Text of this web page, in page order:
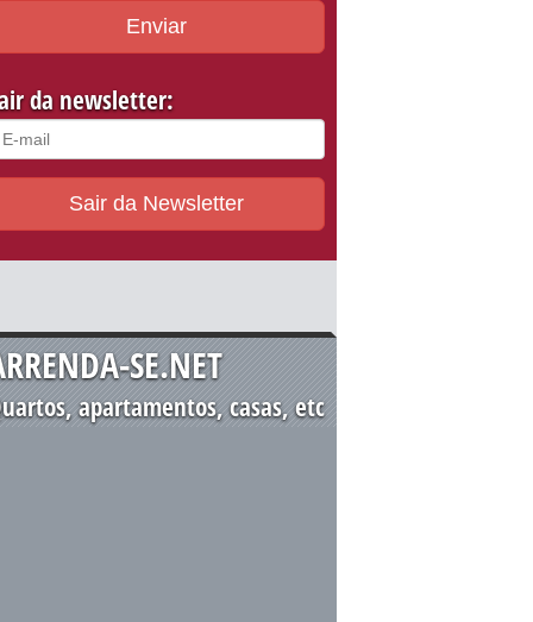
Enviar
da newsletter:
Sair da Newsletter
SE.NET
apartamentos, casas, etc